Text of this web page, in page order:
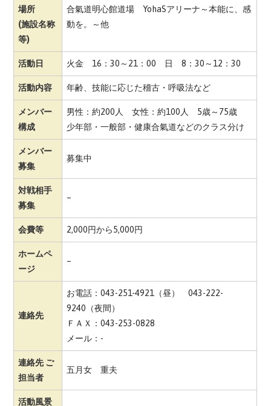
場所
(施設名称
等)
合氣道明心館道場 YohaSアリーナ～本能に、感
動を。～他
活動日 火金 16：30～21：00 日 8：30～12：30
活動内容 年齢、技能に応じた稽古・呼吸法など
メンバー
構成
男性：約200人 女性：約100人 5歳～75歳
少年部・一般部・健康合氣道などのクラス分け
メンバー
募集
募集中
対戦相手
募集
–
会費等 2,000円から5,000円
ホームペ
ージ
–
連絡先
お電話：043-251-4921（昼） 043-222-
9240（夜間）
ＦＡＸ：043-253-0828
メール：-
連絡先 ご
担当者
五月女 重夫
活動風景